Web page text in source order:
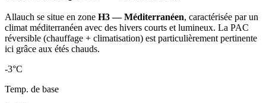
Allauch se situe en zone H3 — Méditerranéen, caractérisée par un
climat méditerranéen avec des hivers courts et lumineux. La PAC
réversible (chauffage + climatisation) est particulièrement pertinente
ici grâce aux étés chauds.
-3°C
Temp. de base